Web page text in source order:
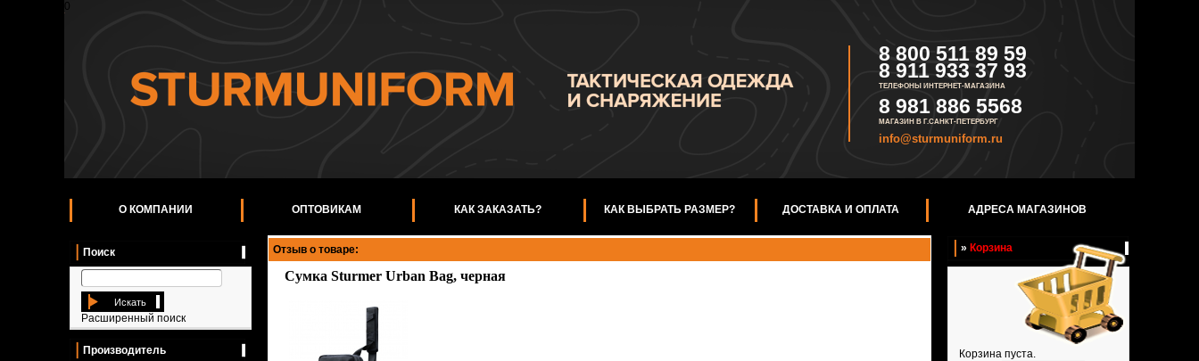
0
8 800 511 89 59
8 911 933 37 93
ТЕЛЕФОНЫ ИНТЕРНЕТ-МАГАЗИНА
8 981 886 5568
МАГАЗИН В Г.САНКТ-ПЕТЕРБУРГ
info@sturmuniform.ru
О КОМПАНИИ ОПТОВИКАМ КАК ЗАКАЗАТЬ? КАК ВЫБРАТЬ РАЗМЕР? ДОСТАВКА И ОПЛАТА АДРЕСА МАГАЗИНОВ
Отзыв о товаре:
Сумка Sturmer Urban Bag, черная
Поиск
Искать
Расширенный поиск
Производитель
» Корзина
Корзина пуста.